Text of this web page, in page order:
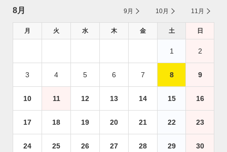
8月 9月 10月 11月
月 火 水 木 金 土 日
1 2
3 4 5 6 7 8 9
10 11 12 13 14 15 16
17 18 19 20 21 22 23
24 25 26 27 28 29 30